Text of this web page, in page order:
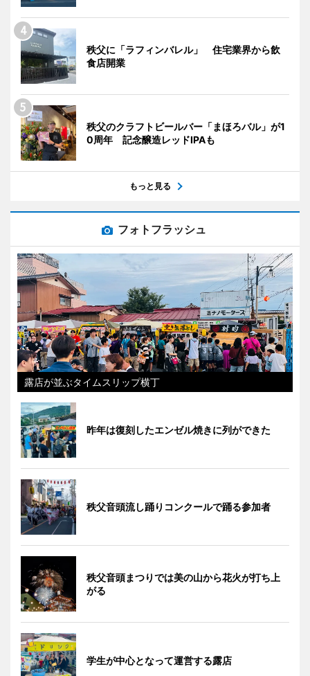
秩父に「ラフィンバレル」 住宅業界から飲
食店開業
秩父のクラフトビールバー「まほろバル」が1
0周年 記念醸造レッドIPAも
もっと見る
フォトフラッシュ
露店が並ぶタイムスリップ横丁
昨年は復刻したエンゼル焼きに列ができた
秩父音頭流し踊りコンクールで踊る参加者
秩父音頭まつりでは美の山から花火が打ち上
がる
学生が中心となって運営する露店